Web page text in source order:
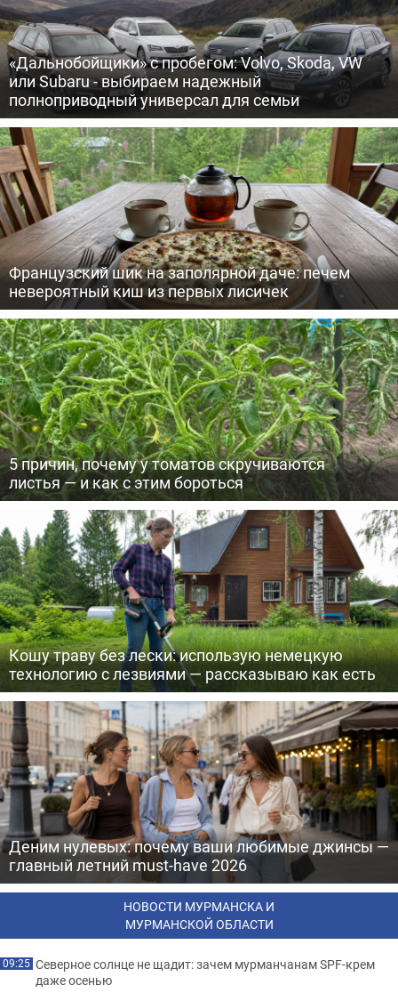
«Дальнобойщики» с пробегом: Volvo, Skoda, VW
или Subaru - выбираем надежный
полноприводный универсал для семьи
Французский шик на заполярной даче: печем
невероятный киш из первых лисичек
5 причин, почему у томатов скручиваются
листья — и как с этим бороться
Кошу траву без лески: использую немецкую
технологию с лезвиями — рассказываю как есть
Деним нулевых: почему ваши любимые джинсы —
главный летний must-have 2026
НОВОСТИ МУРМАНСКА И
МУРМАНСКОЙ ОБЛАСТИ
09:25 Северное солнце не щадит: зачем мурманчанам SPF-крем
даже осенью